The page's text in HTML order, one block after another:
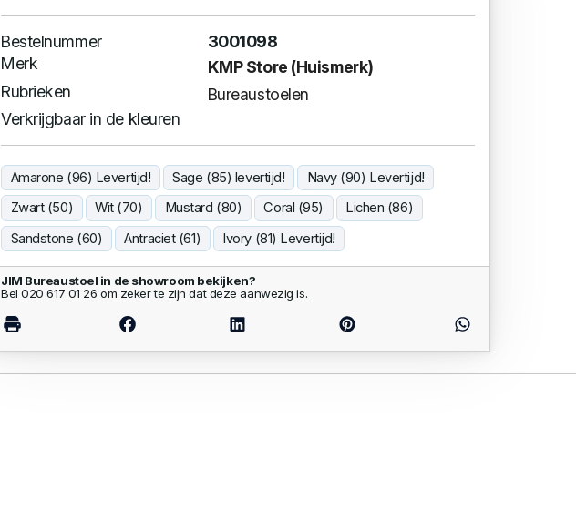
Bestelnummer
3001098
Merk
KMP Store (Huismerk)
Rubrieken
Bureaustoelen
Verkrijgbaar in de kleuren
Amarone (96) Levertijd! Sage (85) levertijd!
Navy (90) Levertijd!
Zwart (50)
Wit (70) Mustard (80) Coral (95)
Lichen (86)
Sandstone (60)
Antraciet (61) Ivory (81) Levertijd!
JIM Bureaustoel in de showroom bekijken?
Bel 020 617 01 26 om zeker te zijn dat deze aanwezig is.